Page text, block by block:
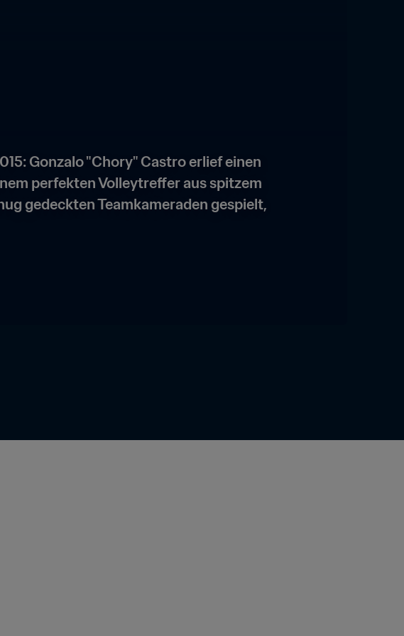
Gonzalo "Chory" Castro erlief einen
perfekten Volleytreffer aus spitzem
gedeckten Teamkameraden gespielt,